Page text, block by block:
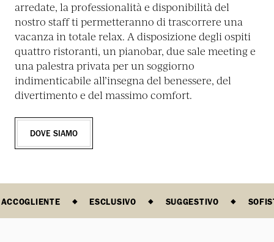
arredate, la professionalità e disponibilità del
nostro staff ti permetteranno di trascorrere una
vacanza in totale relax. A disposizione degli ospiti
quattro ristoranti, un pianobar, due sale meeting e
una palestra privata per un soggiorno
indimenticabile all’insegna del benessere, del
divertimento e del massimo comfort.
DOVE SIAMO
ACCOGLIENTE ESCLUSIVO SUGGESTIVO